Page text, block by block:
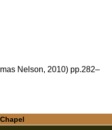
Nelson, 2010) pp.282–